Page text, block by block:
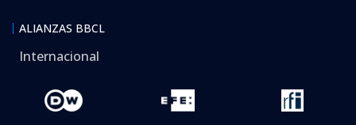
ALIANZAS BBCL
Internacional